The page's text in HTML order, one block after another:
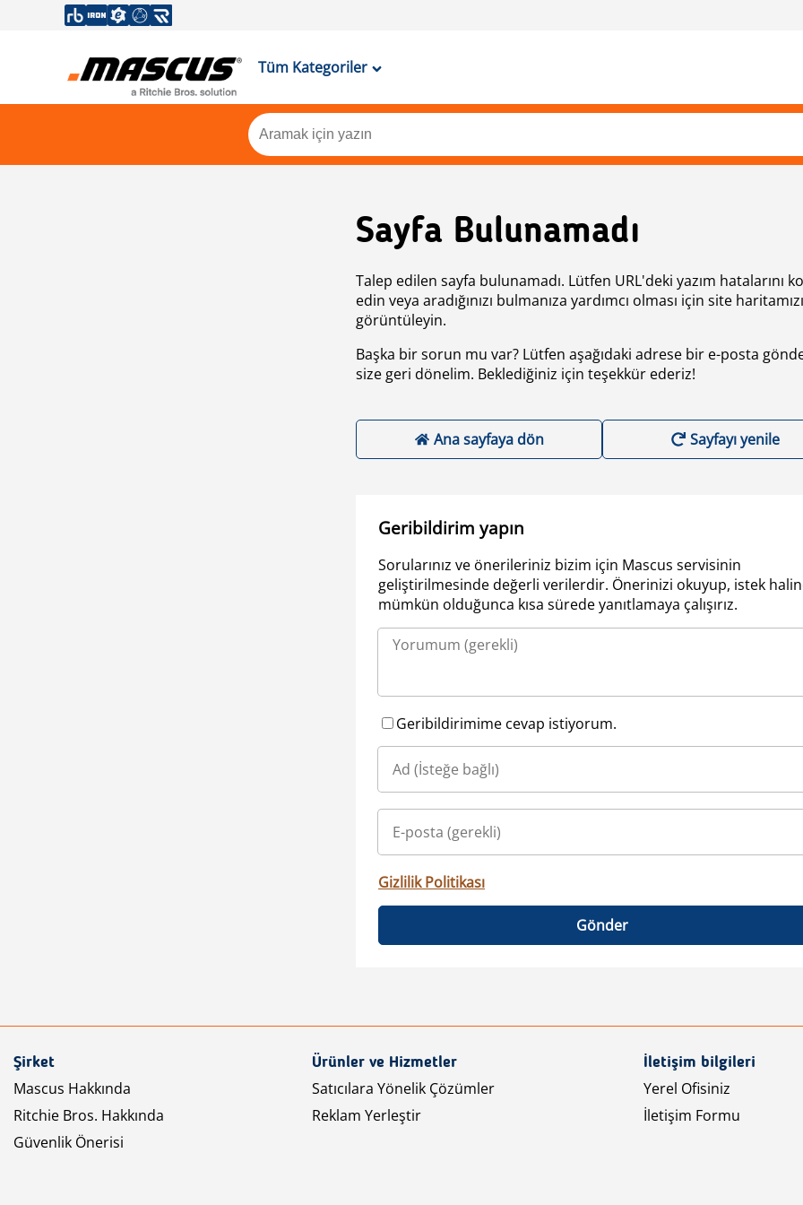
Tüm Kategoriler
Sayfa Bulunamadı
Talep edilen sayfa bulunamadı. Lütfen URL'deki yazım hatalarını
edin veya aradığınızı bulmanıza yardımcı olması için site haritamızı
görüntüleyin.
Başka bir sorun mu var? Lütfen aşağıdaki adrese bir e-posta
size geri dönelim. Beklediğiniz için teşekkür ederiz!
Ana sayfaya dön Sayfayı yenile
Geribildirim yapın
Sorularınız ve önerileriniz bizim için Mascus servisinin
geliştirilmesinde değerli verilerdir. Önerinizi okuyup, istek
mümkün olduğunca kısa sürede yanıtlamaya çalışırız.
Geribildirimime cevap istiyorum.
Gizlilik Politikası
Gönder
Şirket
Mascus Hakkında
Ritchie Bros. Hakkında
Güvenlik Önerisi
Ürünler ve Hizmetler
Satıcılara Yönelik Çözümler
Reklam Yerleştir
İletişim bilgileri
Yerel Ofisiniz
İletişim Formu